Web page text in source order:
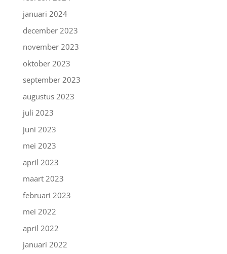
januari 2024
december 2023
november 2023
oktober 2023
september 2023
augustus 2023
juli 2023
juni 2023
mei 2023
april 2023
maart 2023
februari 2023
mei 2022
april 2022
januari 2022